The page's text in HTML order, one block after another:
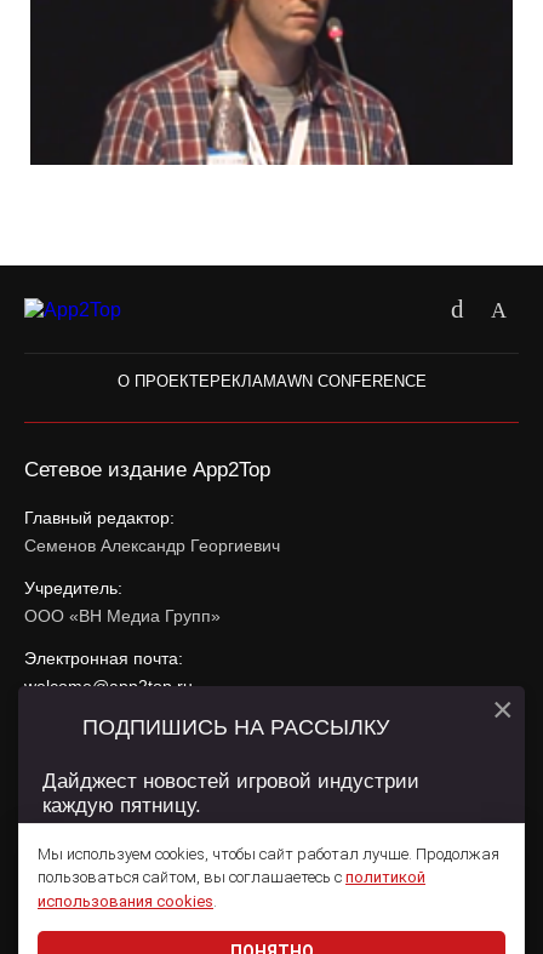
О ПРОЕКТЕРЕКЛАМАWN CONFERENCE
Сетевое издание App2Top
Главный редактор:
Семенов Александр Георгиевич
Учредитель:
ООО «ВН Медиа Групп»
Электронная почта:
welcome@app2top.ru
При использовании материалов активная ссылка на
Сайт использует IP адреса, cookie, данные геолокации
использования содержатся вПолитике конфиденциальностии
Пользовательском соглашении .
Мы используем cookies, чтобы сайт работал лучше. Продолжая
пользоваться сайтом, вы соглашаетесь с политикой
использования cookies.
ПОДПИШИСЬ НА РАССЫЛКУ
Дайджест новостей игровой индустрии
каждую пятницу.
×